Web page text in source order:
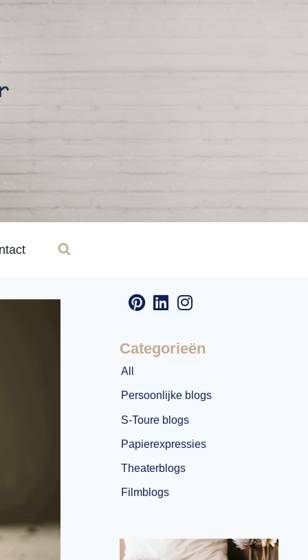
Categorieën
All
Persoonlijke blogs
S-Toure blogs
Papierexpressies
Theaterblogs
Filmblogs